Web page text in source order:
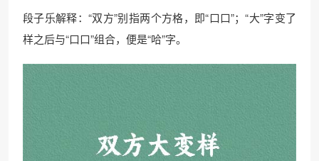
段子乐解释：“双方”别指两个方格，即“口口”；“大”字变了
样之后与“口口”组合，便是“哈”字。